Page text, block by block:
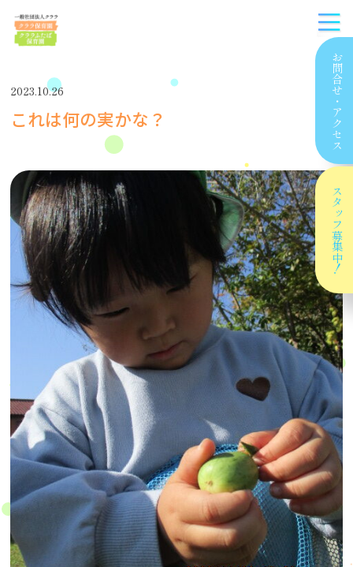
お問合せ
・
アクセス
スタッフ
募集中！
2023.10.26
これは何の実かな？